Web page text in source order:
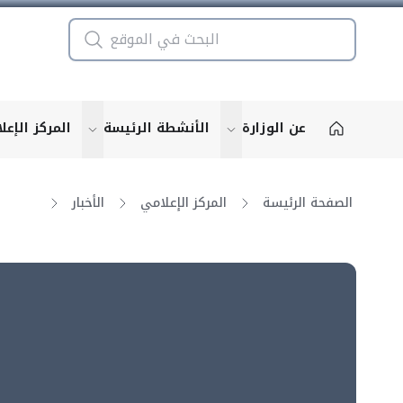
عن الوزارة show submenu for "More"
الأنشطة الرئيسة for "More"
المركز
الصفحة الرئيسة المركز الإعلامي الأخبار